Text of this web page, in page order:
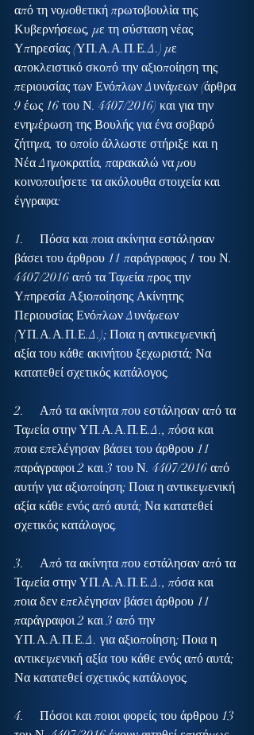
από τη νομοθετική πρωτοβουλία της
Κυβερνήσεως, με τη σύσταση νέας
Υπηρεσίας (ΥΠ.Α.Α.Π.Ε.Δ.) με
αποκλειστικό σκοπό την αξιοποίηση της
περιουσίας των Ενόπλων Δυνάμεων (άρθρα
9 έως 16 του Ν. 4407/2016) και για την
ενημέρωση της Βουλής για ένα σοβαρό
ζήτημα, το οποίο άλλωστε στήριξε και η
Νέα Δημοκρατία, παρακαλώ να μου
κοινοποιήσετε τα ακόλουθα στοιχεία και
έγγραφα:
1.     Πόσα και ποια ακίνητα εστάλησαν
βάσει του άρθρου 11 παράγραφος 1 του Ν.
4407/2016 από τα Ταμεία προς την
Υπηρεσία Αξιοποίησης Ακίνητης
Περιουσίας Ενόπλων Δυνάμεων
(ΥΠ.Α.Α.Π.Ε.Δ.); Ποια η αντικειμενική
αξία του κάθε ακινήτου ξεχωριστά; Να
κατατεθεί σχετικός κατάλογος.
2.     Από τα ακίνητα που εστάλησαν από τα
Ταμεία στην ΥΠ.Α.Α.Π.Ε.Δ., πόσα και
ποια επελέγησαν βάσει του άρθρου 11
παράγραφοι 2 και 3 του Ν. 4407/2016 από
αυτήν για αξιοποίηση; Ποια η αντικειμενική
αξία κάθε ενός από αυτά; Να κατατεθεί
σχετικός κατάλογος.
3.     Από τα ακίνητα που εστάλησαν από τα
Ταμεία στην ΥΠ.Α.Α.Π.Ε.Δ., πόσα και
ποια δεν επελέγησαν βάσει άρθρου 11
παράγραφοι 2 και 3 από την
ΥΠ.Α.Α.Π.Ε.Δ. για αξιοποίηση; Ποια η
αντικειμενική αξία του κάθε ενός από αυτά;
Να κατατεθεί σχετικός κατάλογος.
4.     Πόσοι και ποιοι φορείς του άρθρου 13